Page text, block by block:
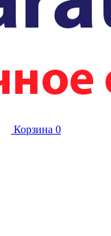
Корзина 0